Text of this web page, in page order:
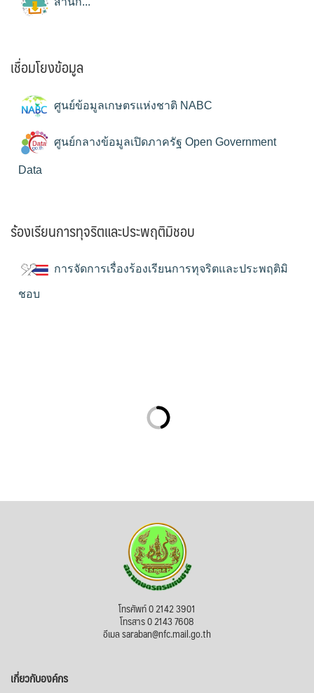
เชื่อมโยงข้อมูล
ศูนย์ข้อมูลเกษตรแห่งชาติ NABC
ศูนย์กลางข้อมูลเปิดภาครัฐ Open Government
Data
ร้องเรียนการทุจริตและประพฤติมิชอบ
การจัดการเรื่องร้องเรียนการทุจริตและประพฤติมิ
ชอบ
โทรศัพท์ 0 2142 3901
โทรสาร 0 2143 7608
อีเมล saraban@nfc.mail.go.th
เกี่ยวกับองค์กร